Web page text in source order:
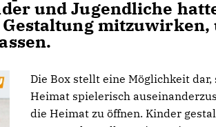
und Jugendliche
mitzuwirken,
Die Box stellt eine Möglichkeit
Heimat spielerisch
die Heimat zu öffnen. Kinder